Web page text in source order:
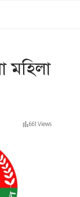
মহিলা
661 Views